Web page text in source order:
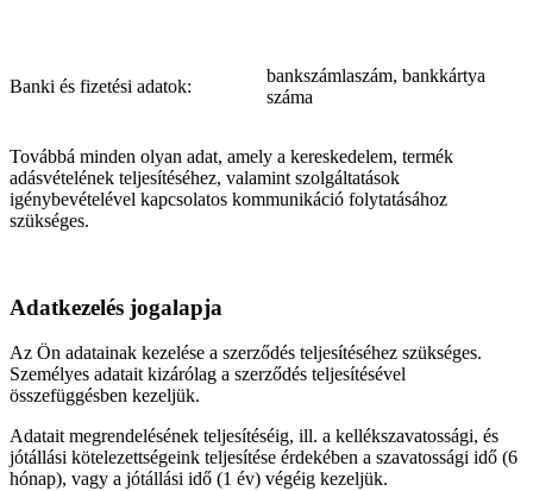
Banki és fizetési adatok:
bankszámlaszám, bankkártya
száma
Továbbá minden olyan adat, amely a kereskedelem, termék
adásvételének teljesítéséhez, valamint szolgáltatások
igénybevételével kapcsolatos kommunikáció folytatásához
szükséges.
Adatkezelés jogalapja
Az Ön adatainak kezelése a szerződés teljesítéséhez szükséges.
Személyes adatait kizárólag a szerződés teljesítésével
összefüggésben kezeljük.
Adatait megrendelésének teljesítéséig, ill. a kellékszavatossági, és
jótállási kötelezettségeink teljesítése érdekében a szavatossági idő (6
hónap), vagy a jótállási idő (1 év) végéig kezeljük.